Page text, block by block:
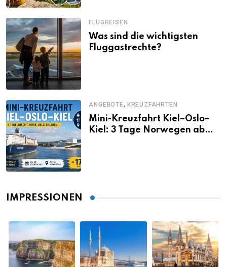
FLUGREISEN
Was sind die wichtigsten
Fluggastrechte?
ANGEBOTE, KREUZFAHRTEN
Mini-Kreuzfahrt Kiel–Oslo–
Kiel: 3 Tage Norwegen ab
IMPRESSIONEN